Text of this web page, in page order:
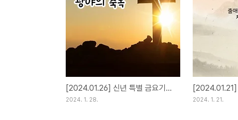
[2024.01.26] 신년 특별 금요기도회
2024. 1. 28. 2024. 1. 21.